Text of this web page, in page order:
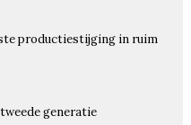
productiestijging in ruim
generatie